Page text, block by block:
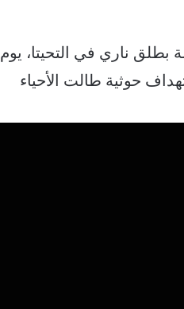
بطلق ناري في التحيتا، يوم
حوثية طالت الأحياء